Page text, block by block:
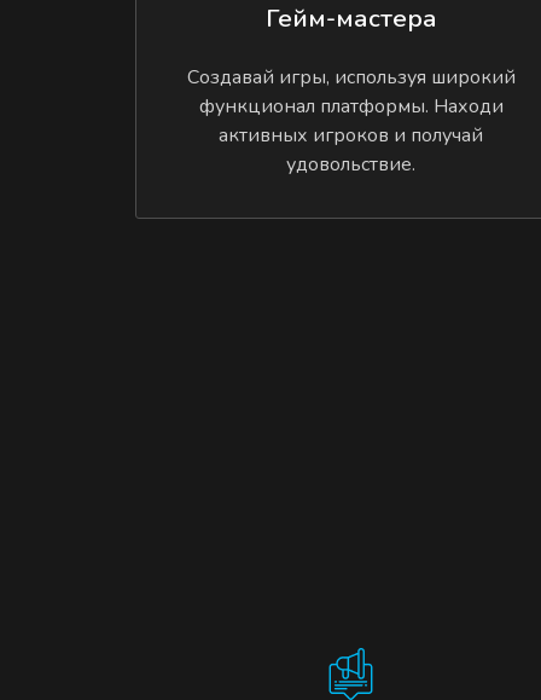
Гейм-мастера
Создавай игры, используя широкий
функционал платформы. Находи
активных игроков и получай
удовольствие.